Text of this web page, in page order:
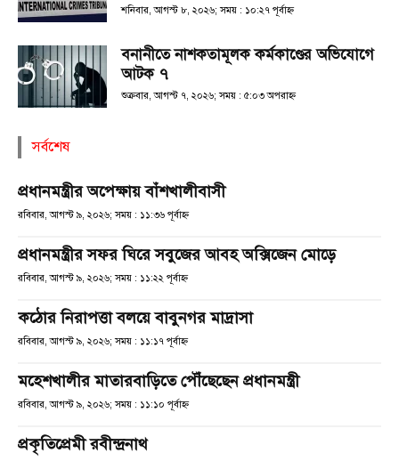
শনিবার, আগস্ট ৮, ২০২৬; সময় : ১০:২৭ পূর্বাহ্ণ
বনানীতে নাশকতামূলক কর্মকাণ্ডের অভিযোগে
আটক ৭
শুক্রবার, আগস্ট ৭, ২০২৬; সময় : ৫:০৩ অপরাহ্ণ
সর্বশেষ
প্রধানমন্ত্রীর অপেক্ষায় বাঁশখালীবাসী
রবিবার, আগস্ট ৯, ২০২৬; সময় : ১১:৩৬ পূর্বাহ্ণ
প্রধানমন্ত্রীর সফর ঘিরে সবুজের আবহ অক্সিজেন মোড়ে
রবিবার, আগস্ট ৯, ২০২৬; সময় : ১১:২২ পূর্বাহ্ণ
কঠোর নিরাপত্তা বলয়ে বাবুনগর মাদ্রাসা
রবিবার, আগস্ট ৯, ২০২৬; সময় : ১১:১৭ পূর্বাহ্ণ
মহেশখালীর মাতারবাড়িতে পৌঁছেছেন প্রধানমন্ত্রী
রবিবার, আগস্ট ৯, ২০২৬; সময় : ১১:১০ পূর্বাহ্ণ
প্রকৃতিপ্রেমী রবীন্দ্রনাথ